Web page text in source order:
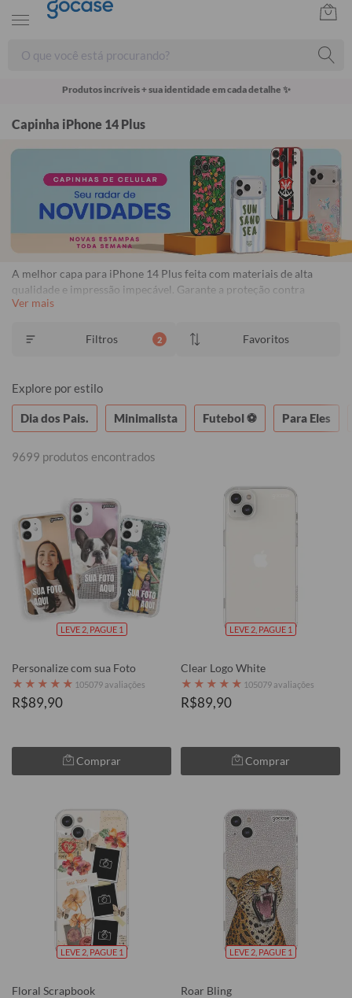
Produtos incríveis + sua identidade em cada detalhe ✨
Capinha iPhone 14 Plus
A melhor capa para iPhone 14 Plus feita com materiais de alta
qualidade e impressão impecável. Garante a proteção contra
impactos, arranhões e poeira. Capinhas personalizadas para iPhone
1 ano contra descascamento.Consulte o regulamento.
Ver mais
Filtros 2 Favoritos
Explore por estilo
Dia dos Pais. Minimalista Futebol ⚽ Para Eles
9699 produtos encontrados
LEVE 2, PAGUE 1
Personalize com sua Foto
★ ★ ★ ★ ★ 105079 avaliações
R$89,90
Comprar
LEVE 2, PAGUE 1
Clear Logo White
★ ★ ★ ★ ★ 105079 avaliações
R$89,90
Comprar
LEVE 2, PAGUE 1
Floral Scrapbook
LEVE 2, PAGUE 1
Roar Bling